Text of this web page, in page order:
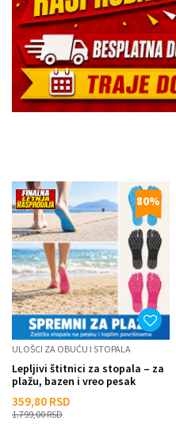
80%
ULOŠCI ZA OBUĆU I STOPALA
Lepljivi štitnici za stopala – za
plažu, bazen i vreo pesak
359,80 RSD
1.799,00RSD